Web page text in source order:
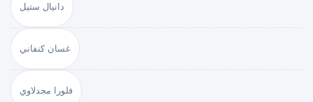
دانيال ستيل
غسان كنفاني
فلورا مجدلاوي